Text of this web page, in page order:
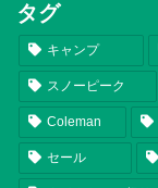
タグ
キャンプ
スノーピーク
Coleman
セール